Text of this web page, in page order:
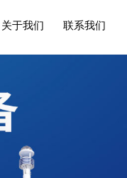
关于我们 联系我们